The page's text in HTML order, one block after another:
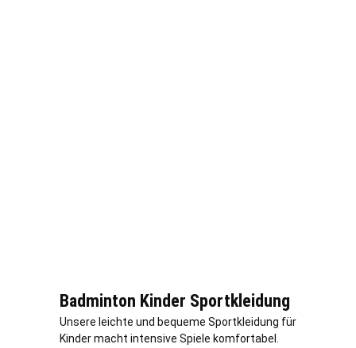
Badminton Kinder Sportkleidung
Unsere leichte und bequeme Sportkleidung für
Kinder macht intensive Spiele komfortabel.